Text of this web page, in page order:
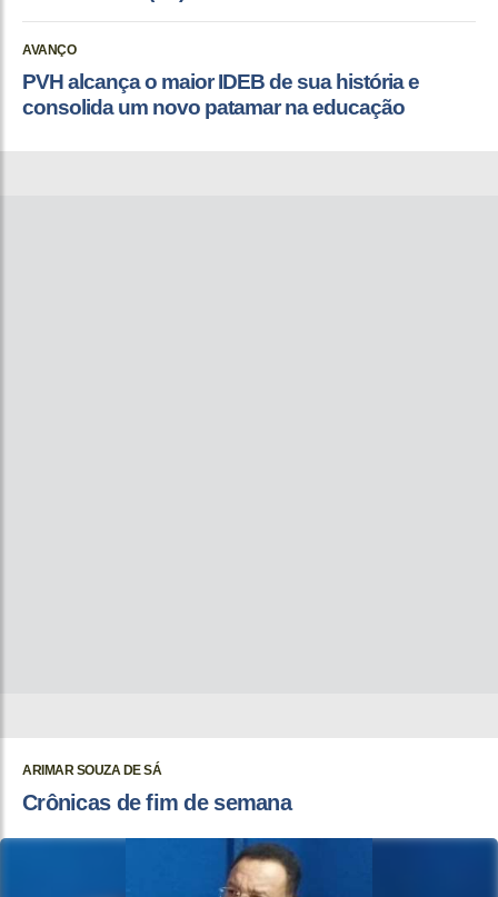
AVANÇO
PVH alcança o maior IDEB de sua história e
consolida um novo patamar na educação
ARIMAR SOUZA DE SÁ
Crônicas de fim de semana